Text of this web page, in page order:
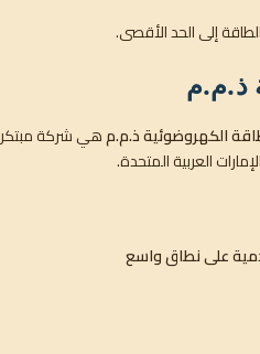
إلى الحد الأقصى.
ذ.م.م
الكهروضوئية ذ.م.مهي شركة
العربية المتحدة.
على نطاق واسع